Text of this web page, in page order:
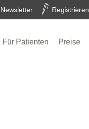
Registrieren
Newsletter
Für Patienten Preise